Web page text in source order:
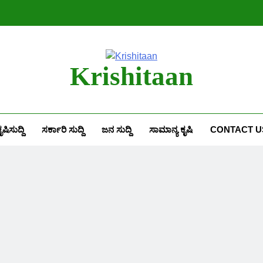
Krishitaan
ಸರ್ಕಾರಿ ಸುದ್ದಿ ಜನ ಸುದ್ದಿ ಸಾಮಾನ್ಯ ಕೃಷಿ CONTACT